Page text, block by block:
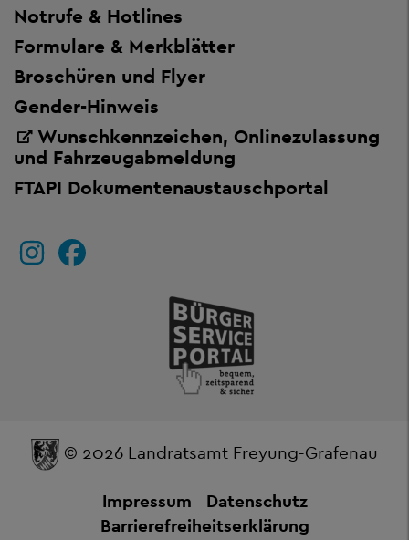
Notrufe & Hotlines
Formulare & Merkblätter
Broschüren und Flyer
Gender-Hinweis
Wunschkennzeichen, Onlinezulassung
und Fahrzeugabmeldung
FTAPI Dokumentenaustauschportal
© 2026 Landratsamt Freyung-Grafenau
Impressum
Datenschutz
Barrierefreiheitserklärung